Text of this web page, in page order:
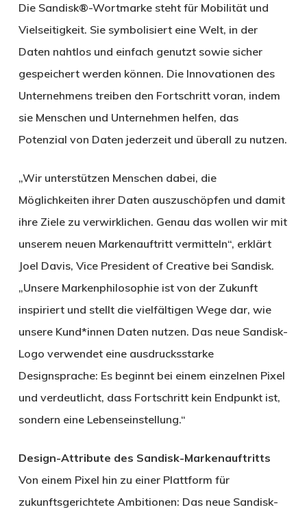
Die Sandisk®-Wortmarke steht für Mobilität und
Vielseitigkeit. Sie symbolisiert eine Welt, in der
Daten nahtlos und einfach genutzt sowie sicher
gespeichert werden können. Die Innovationen des
Unternehmens treiben den Fortschritt voran, indem
sie Menschen und Unternehmen helfen, das
Potenzial von Daten jederzeit und überall zu nutzen.
„Wir unterstützen Menschen dabei, die
Möglichkeiten ihrer Daten auszuschöpfen und damit
ihre Ziele zu verwirklichen. Genau das wollen wir mit
unserem neuen Markenauftritt vermitteln“, erklärt
Joel Davis, Vice President of Creative bei Sandisk.
„Unsere Markenphilosophie ist von der Zukunft
inspiriert und stellt die vielfältigen Wege dar, wie
unsere Kund*innen Daten nutzen. Das neue Sandisk-
Logo verwendet eine ausdrucksstarke
Designsprache: Es beginnt bei einem einzelnen Pixel
und verdeutlicht, dass Fortschritt kein Endpunkt ist,
sondern eine Lebenseinstellung.“
Design-Attribute des Sandisk-Markenauftritts
Von einem Pixel hin zu einer Plattform für
zukunftsgerichtete Ambitionen: Das neue Sandisk-